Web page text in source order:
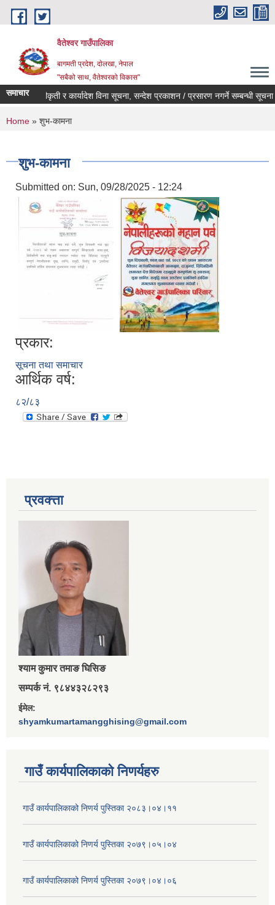
Skip to main content
वैतेश्वर गाउँपालिका
बागमती प्रदेश, दाेलखा, नेपाल
"सबैको साथ, वैतेश्वरको विकास"
समाचार
पूर्व स्वीकृती र कार्यादेश विना सूचना, सन्देश प्रकाशन / प्रसारण नगर्ने सम्बन्धी सूचना ।
You are here
Home » शुभ-कामना
शुभ-कामना
Submitted on: Sun, 09/28/2025 - 12:24
प्रकार:
सूचना तथा समाचार
आर्थिक वर्ष:
८२/८३
प्रवक्त्ता
श्‍याम कुमार तमाङ घिसिङ
सम्पर्क नं. ९८४४३२८२९३
ईमेल:
shyamkumartamangghising@gmail.com
गाउँ कार्यपालिकाकाे निणर्यहरु
गाउँ कार्यपालिकाको निणर्य पुस्तिका २०८३।०४।११
गाउँ कार्यपालिकाको निणर्य पुस्तिका २०७९।०५।०४
गाउँ कार्यपालिकाको निणर्य पुस्तिका २०७९।०४।०६